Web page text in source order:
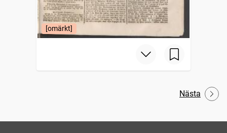
[omärkt]
Nästa